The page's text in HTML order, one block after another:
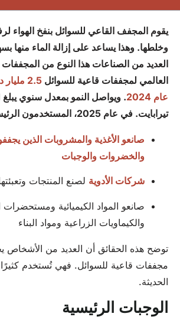
يقوم المجفف القاعي للسوائل بنفخ الهواء
وخلطها. وهذا يساعد على إزالة الماء منها
العديد من الصناعات هذا النوع من
العالمي لمجففات قاعية للسوائل
2.5
عام 2024
تيرابايت. في عام 2025، المستخدمون الرئيسيون هم:
صانعو الأغذية والمشروبات الذين
والخضروات والوجبات
شركات الأدوية لصنع المنتجات
صانعو المواد الكيميائية ومستحضرات
والكيماويات الزراعية ومواد البناء
توضح هذه الحقائق أن العديد من الأشخاص
مجففات قاعية للسوائل. فهي تُستخدم
الحديثة.
الوجبات الرئيسية